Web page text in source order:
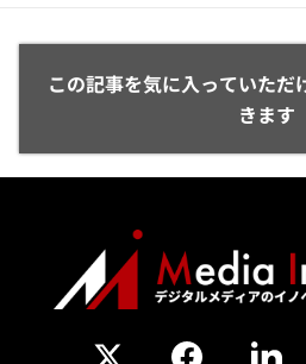
この記事を気に入っていただ
きます